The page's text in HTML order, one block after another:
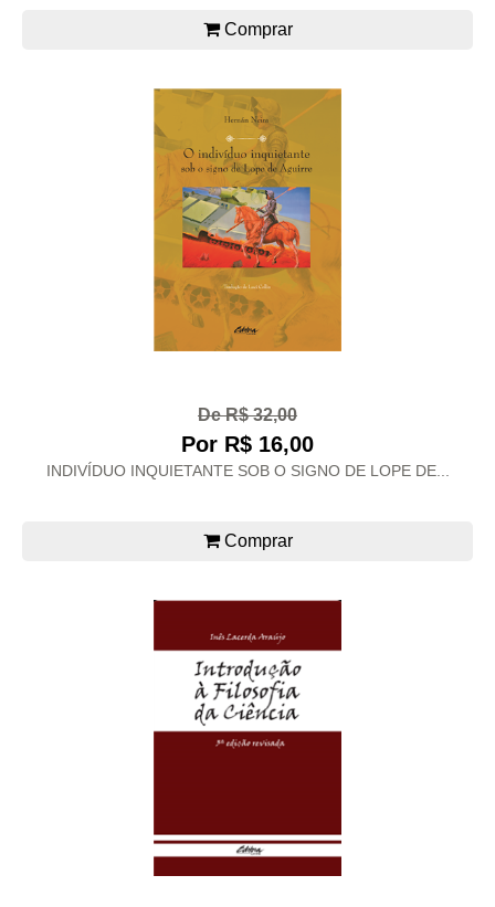
Comprar
De R$ 32,00
Por R$ 16,00
INDIVÍDUO INQUIETANTE SOB O SIGNO DE LOPE DE...
Comprar